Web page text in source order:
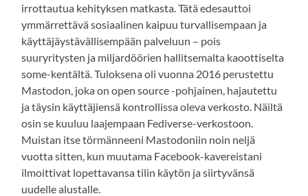
irrottautua kehityksen matkasta. Tätä edesauttoi
ymmärrettävä sosiaalinen kaipuu turvallisempaan ja
käyttäjäystävällisempään palveluun – pois
suuryritysten ja miljardöörien hallitsemalta kaoottiselta
some-kentältä. Tuloksena oli vuonna 2016 perustettu
Mastodon, joka on open source -pohjainen, hajautettu
ja täysin käyttäjiensä kontrollissa oleva verkosto. Näiltä
osin se kuuluu laajempaan Fediverse-verkostoon.
Muistan itse törmänneeni Mastodoniin noin neljä
vuotta sitten, kun muutama Facebook-kavereistani
ilmoittivat lopettavansa tilin käytön ja siirtyvänsä
uudelle alustalle.